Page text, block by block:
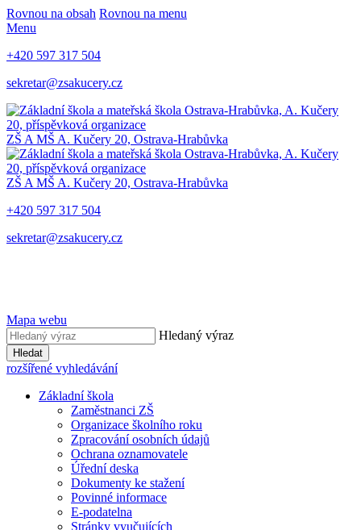
Rovnou na obsah Rovnou na menu
Menu
+420 597 317 504
sekretar@zsakucery.cz
ZŠ A MŠ A. Kučery 20, Ostrava-Hrabůvka
ZŠ A MŠ A. Kučery 20, Ostrava-Hrabůvka
+420 597 317 504
sekretar@zsakucery.cz
Mapa webu
Hledaný výraz
Hledat
rozšířené vyhledávání
Základní škola
Zaměstnanci ZŠ
Organizace školního roku
Zpracování osobních údajů
Ochrana oznamovatele
Úřední deska
Dokumenty ke stažení
Povinné informace
E-podatelna
Stránky vyučujících